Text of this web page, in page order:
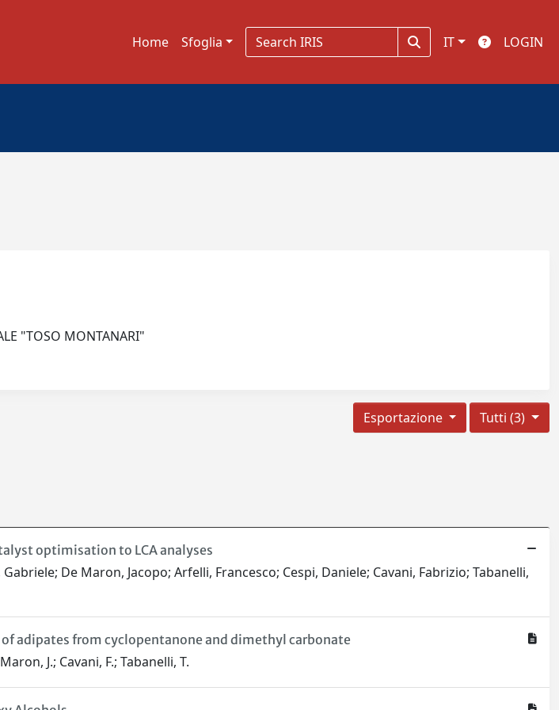
Home Sfoglia IT LOGIN
"TOSO MONTANARI"
Tutti (3)
Esportazione
optimisation to LCA analyses
De Maron, Jacopo; Arfelli, Francesco; Cespi, Daniele; Cavani, Fabrizio; Tabanelli,
adipates from cyclopentanone and dimethyl carbonate
J.; Cavani, F.; Tabanelli, T.